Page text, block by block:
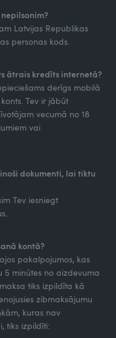
Latvijas Republikas
personas kods.
ātrais kredīts internetā?
derīgs mobilā
Tev ir jābūt
vecumā no 18
vai
dokumenti, lai tiktu
Tev iesniegt
kontā?
pakalpojumos, kas
minūtes no aizdevuma
tiks izpildīta kā
zibmaksājumu
kuras nav
tiks izpildīti: